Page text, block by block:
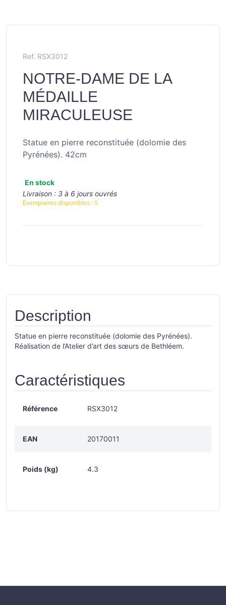
Ref. RSX3012
NOTRE-DAME DE LA
MÉDAILLE
MIRACULEUSE
Statue en pierre reconstituée (dolomie des
Pyrénées). 42cm
En stock
Livraison : 3 à 6 jours ouvrés
Exemplaires disponibles : 5
Description
Statue en pierre reconstituée (dolomie des Pyrénées).
Réalisation de l’Atelier d’art des sœurs de Bethléem.
Caractéristiques
Référence RSX3012
EAN 20170011
Poids (kg) 4.3